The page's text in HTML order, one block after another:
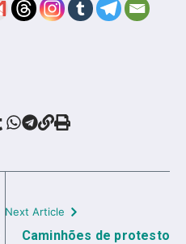
Next Article
Caminhões de protesto